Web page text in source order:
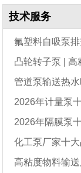
技术服务
氟塑料自吸泵
凸轮转子泵 |
管道泵输送热
2026年计量泵
2026年隔膜泵
化工泵厂家十
高粘度物料输